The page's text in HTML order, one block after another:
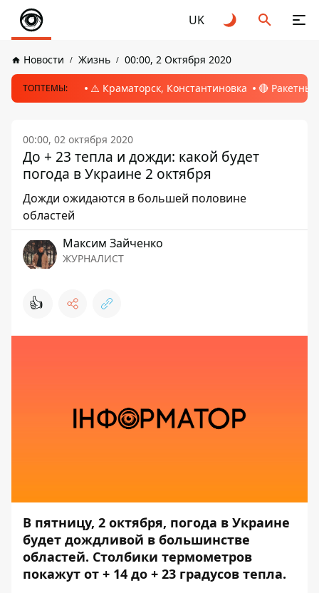
UK
Новости Жизнь 00:00, 2 Октября 2020
ТОПТЕМЫ: ⚠️ Краматорск, Константиновка 🔴
00:00, 02 октября 2020
До + 23 тепла и дожди: какой будет
погода в Украине 2 октября
Дожди ожидаются в большей половине
областей
Максим Зайченко
ЖУРНАЛИСТ
👍
В пятницу, 2 октября, погода в Украине
будет дождливой в большинстве
областей. Столбики термометров
покажут от + 14 до + 23 градусов тепла.